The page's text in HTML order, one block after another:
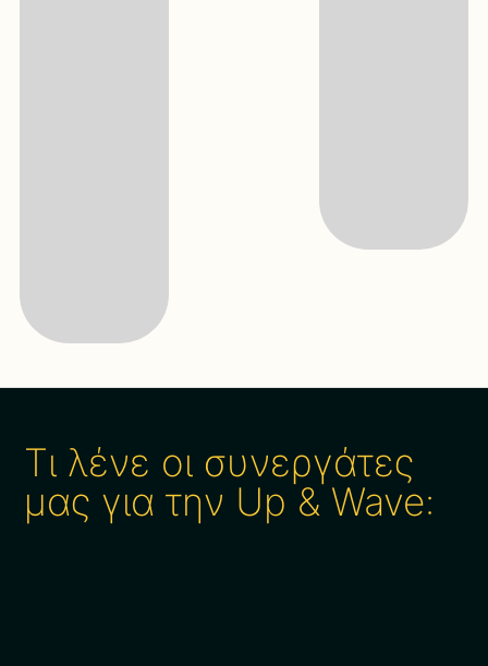
Τι λένε οι συνεργάτες
μας για την Up & Wave: